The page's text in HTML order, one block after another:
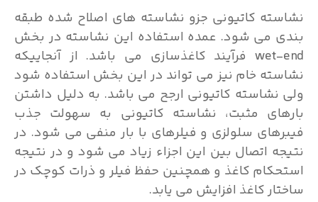
نشاسته کاتیونی جزو نشاسته های اصلاح شده طبقه
بندی می شود. عمده استفاده این نشاسته در بخش
wet-end فرآیند کاغذسازی می باشد. از آنجاییکه
نشاسته خام نیز می تواند در این بخش استفاده شود
ولی نشاسته کاتیونی ارجح می باشد. به دلیل داشتن
بارهای مثبت، نشاسته کاتیونی به سهولت جذب
فیبرهای سلولزی و فیلرهای با بار منفی می شود. در
نتیجه اتصال بین این اجزاء زیاد می شود و در نتیجه
استحکام کاغذ و همچنین حفظ فیلر و ذرات کوچک در
ساختار کاغذ افزایش می یابد.